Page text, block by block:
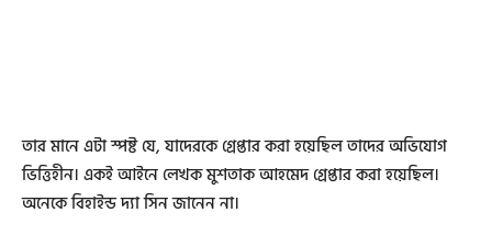
তার মানে এটা স্পষ্ট যে, যাদেরকে গ্রেপ্তার করা হয়েছিল তাদের অভিযোগ
ভিত্তিহীন। একই আইনে লেখক মুশতাক আহমেদ গ্রেপ্তার করা হয়েছিল।
অনেকে বিহাইন্ড দ্যা সিন জানেন না।